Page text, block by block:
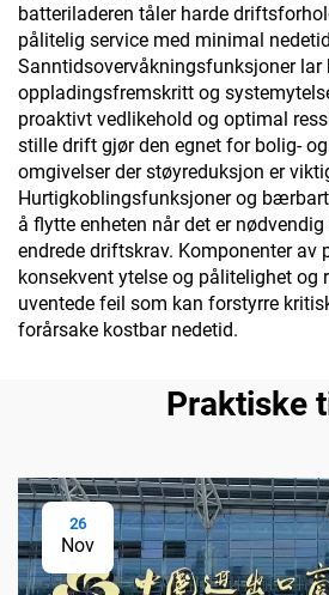
batteriladeren tåler harde
pålitelig service med minimal
Sanntidsovervåkningsfunksjoner lar
oppladingsfremskritt og
proaktivt vedlikehold og optimal
stille drift gjør den egnet for bolig-
omgivelser der støyreduksjon er
Hurtigkoblingsfunksjoner og
å flytte enheten når det er
endrede driftskrav. Komponenter av
konsekvent ytelse og pålitelighet og
uventede feil som kan forstyrre
forårsake kostbar nedetid.
Praktiske
26
Nov